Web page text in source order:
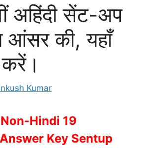
अहिंदी सेंट-अप
आंसर की, यहाँ
करें।
Kumar
Hindi 19
Key Sentup